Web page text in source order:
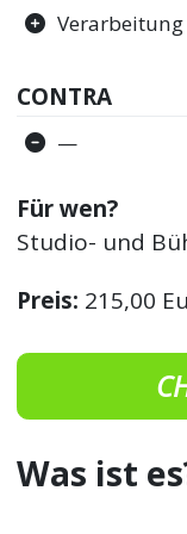
Verarbeitung
CONTRA
—
Für wen?
Studio- und
Preis: 215,00
Was ist